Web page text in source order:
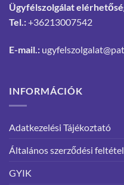
Ügyfélszolgálat
Tel.:+36213007542
E-mail.:
INFORMÁCIÓK
Adatkezelési Tájékoztató
Általános szerződési
GYIK